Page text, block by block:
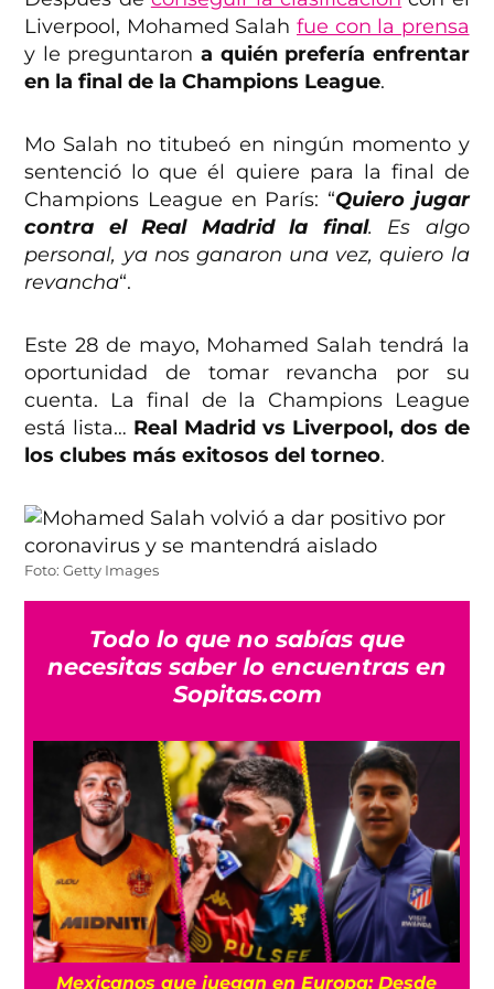
Liverpool, Mohamed Salah fue con la prensa
y le preguntaron a quién prefería enfrentar
en la final de la Champions League.
Mo Salah no titubeó en ningún momento y
sentenció lo que él quiere para la final de
Champions League en París: “Quiero jugar
contra el Real Madrid la final. Es algo
personal, ya nos ganaron una vez, quiero la
revancha“.
Este 28 de mayo, Mohamed Salah tendrá la
oportunidad de tomar revancha por su
cuenta. La final de la Champions League
está lista… Real Madrid vs Liverpool, dos de
los clubes más exitosos del torneo.
Foto: Getty Images
Todo lo que no sabías que
necesitas saber lo encuentras en
Sopitas.com
Mexicanos que juegan en Europa: Desde